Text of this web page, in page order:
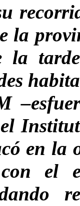
la
la
en la
el